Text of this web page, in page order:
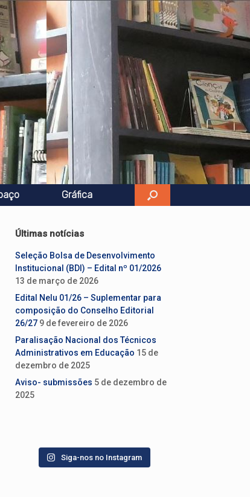
Gráfica
Últimas notícias
Seleção Bolsa de Desenvolvimento
Institucional (BDI) – Edital nº 01/2026
13 de março de 2026
Edital Nelu 01/26 – Suplementar para
composição do Conselho Editorial
26/27 9 de fevereiro de 2026
Paralisação Nacional dos Técnicos
Administrativos em Educação 15 de
dezembro de 2025
Aviso- submissões 5 de dezembro de
2025
Siga-nos no Instagram